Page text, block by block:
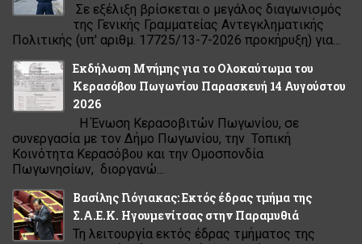
Σε εξέλιξη βρίσκεται ο μεγάλος διαγωνισμός
της Γενικής Γραμματείας Αντεγκληματικής
Πολιτικής (υπ' αριθμ. 17725/13-7-2026 προκήρυξη) για...
Εκδήλωση Μνήμης για το Ολοκαύτωμα του
Κερασόβου Πωγωνίου Παρασκευή 14 Αυγούστου
2026
Η Ένωση Κερασοβιτών Πωγωνίου, σε
συνεργασία με τον Δήμο Πωγωνίου, την Τοπική
Κοινότητα Κερασόβου και την Ομοσπονδία
Πωγωνησίων, διοργανώ...
Βασίλης Γιόγιακας: Εκτός έδρας τμήμα της
Σ.Α.Ε.Κ. Ηγουμενίτσας στην Παραμυθιά
Τη λειτουργία εκτός έδρας τμήματος της